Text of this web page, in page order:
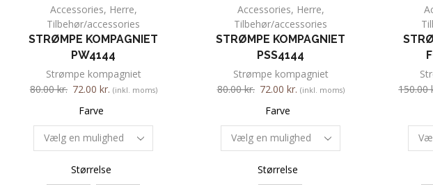
Accessories, Herre,
Tilbehør/accessories
STRØMPE KOMPAGNIET
PW4144
Strømpe kompagniet
80.00kr. 72.00 kr. (inkl. moms)
Farve
Størrelse
Accessories, Herre,
Tilbehør/accessories
STRØMPE KOMPAGNIET
PSS4144
Strømpe kompagniet
80.00kr. 72.00 kr. (inkl. moms)
Farve
Størrelse
150.00